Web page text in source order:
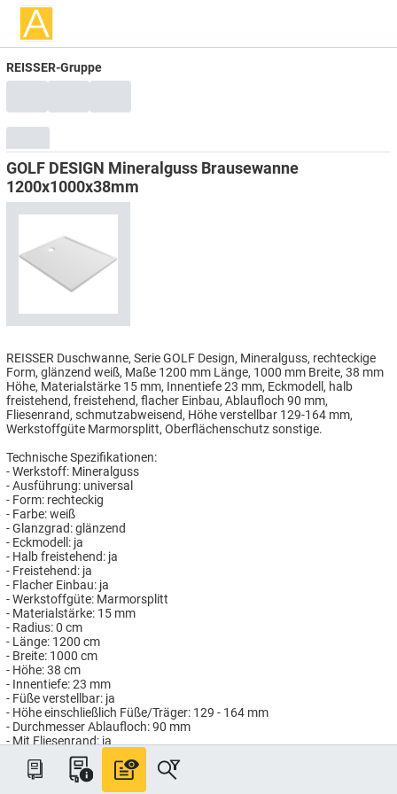
REISSER-Gruppe
GOLF DESIGN Mineralguss Brausewanne
1200x1000x38mm
REISSER Duschwanne, Serie GOLF Design, Mineralguss, rechteckige
Form, glänzend weiß, Maße 1200 mm Länge, 1000 mm Breite, 38 mm
Höhe, Materialstärke 15 mm, Innentiefe 23 mm, Eckmodell, halb
freistehend, freistehend, flacher Einbau, Ablaufloch 90 mm,
Fliesenrand, schmutzabweisend, Höhe verstellbar 129-164 mm,
Werkstoffgüte Marmorsplitt, Oberflächenschutz sonstige.
Technische Spezifikationen:
- Werkstoff: Mineralguss
- Ausführung: universal
- Form: rechteckig
- Farbe: weiß
- Glanzgrad: glänzend
- Eckmodell: ja
- Halb freistehend: ja
- Freistehend: ja
- Flacher Einbau: ja
- Werkstoffgüte: Marmorsplitt
- Materialstärke: 15 mm
- Radius: 0 cm
- Länge: 1200 cm
- Breite: 1000 cm
- Höhe: 38 cm
- Innentiefe: 23 mm
- Füße verstellbar: ja
- Höhe einschließlich Füße/Träger: 129 - 164 mm
- Durchmesser Ablaufloch: 90 mm
- Mit Fliesenrand: ja
- Schmutzabweisend: ja
Artikelnummer: AH964/121